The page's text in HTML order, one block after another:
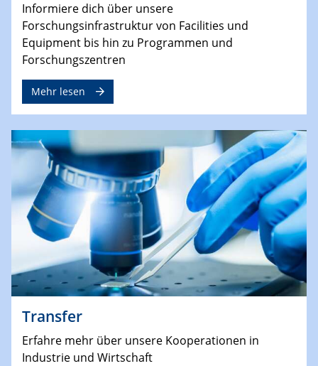
Informiere dich über unsere
Forschungsinfrastruktur von Facilities und
Equipment bis hin zu Programmen und
Forschungszentren
Mehr lesen
Transfer
Erfahre mehr über unsere Kooperationen in
Industrie und Wirtschaft